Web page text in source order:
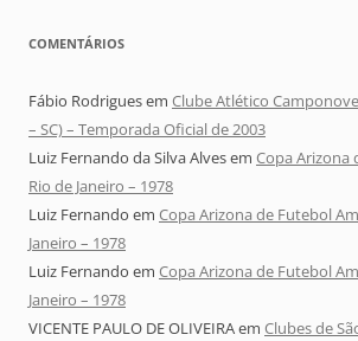
COMENTÁRIOS
Fábio Rodriguesem Clube Atlético
– SC) – Temporada Oficial de 2003
Luiz Fernando da Silva Alvesem Copa Arizona
Rio de Janeiro – 1978
Luiz Fernando em Copa Arizona de Futebol
Janeiro – 1978
Luiz Fernando em Copa Arizona de Futebol
Janeiro – 1978
VICENTE PAULO DE OLIVEIRAem Clubes de